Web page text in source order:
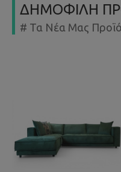
ΔΗΜΟΦΙΛΗ
# Τα Νέα Μας